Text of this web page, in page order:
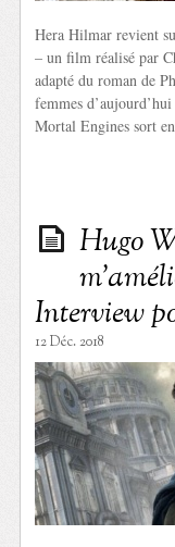
Hera Hilmar revient
– un film réalisé par
adapté du roman de
femmes
Mortal Engines sort
Hugo
Interview
12 Déc. 2018